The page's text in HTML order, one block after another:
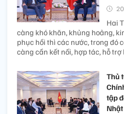
Hai
càng khó khăn, khủng hoảng,
phục hồi thì các nước, trong đó
càng cần kết nối, hợp tác, hỗ trợ
Thủ
tập